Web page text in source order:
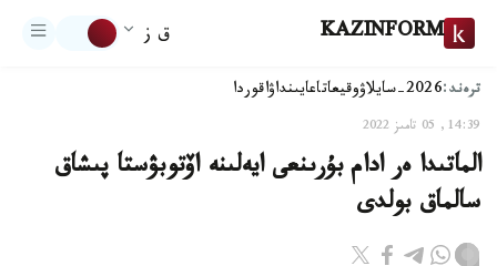
KAZINFORM ق ز
ترەند:2026-سايلاۋ وقيعاتاعايىنداۋاقوردا
14:39, 05 تامىز 2022
الماتىدا ەر ادام بۇرىنعى ايەلىنە اۆتوبۋستا پىشاق
سالماق بولدى